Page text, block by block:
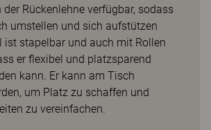
Rückenlehne verfügbar, sodass
umstellen und sich aufstützen
ist stapelbar und auch mit Rollen
er flexibel und platzsparend
kann. Er kann am Tisch
um Platz zu schaffen und
zu vereinfachen.